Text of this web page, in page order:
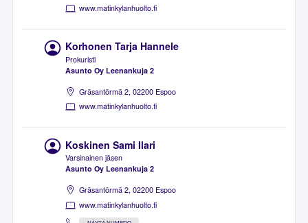
www.matinkylanhuolto.fi
Korhonen Tarja Hannele
Prokuristi
Asunto Oy Leenankuja 2
Gräsantörmä 2, 02200 Espoo
www.matinkylanhuolto.fi
Koskinen Sami Ilari
Varsinainen jäsen
Asunto Oy Leenankuja 2
Gräsantörmä 2, 02200 Espoo
www.matinkylanhuolto.fi